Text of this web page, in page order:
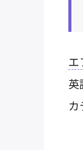
エ
英
カ